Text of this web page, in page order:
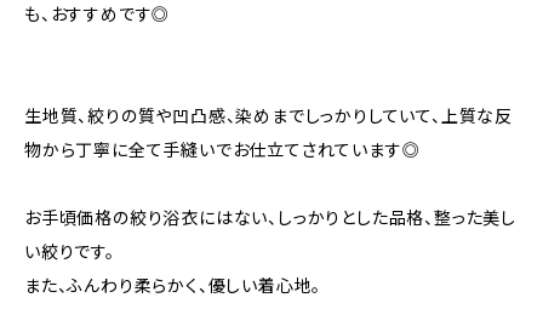
も、おすすめです◎
生地質、絞りの質や凹凸感、染めまでしっかりしていて、上質な反
物から丁寧に全て手縫いでお仕立てされています◎
お手頃価格の絞り浴衣にはない、しっかりとした品格、整った美し
い絞りです。
また、ふんわり柔らかく、優しい着心地。